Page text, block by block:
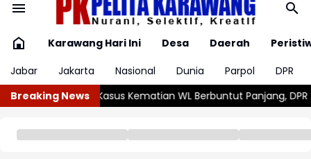
Karawang Hari Ini Desa Daerah
Jabar
Jakarta Nasional Dunia Parpol
DPR
Breaking News
Berbuntut Panjang, DPR Akan Panggil Polda Sumut dan